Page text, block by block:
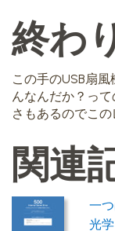
終わ
この手のUSB扇
んなんだか？っ
さもあるのでこ
関連
一
光